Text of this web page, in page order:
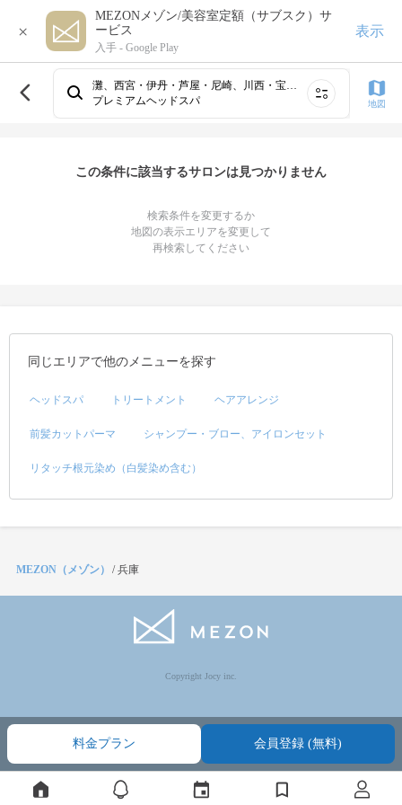
×
MEZONメゾン/美容室定額（サブスク）サ
ービス
入手 - Google Play
表示
プレミアムヘッドスパ
地図
この条件に該当するサロンは見つかりません
検索条件を変更するか
地図の表示エリアを変更して
再検索してください
料金プラン 会員登録 (無料)
同じエリアで他のメニューを探す
ヘッドスパ トリートメント ヘアアレンジ
前髪カットパーマ シャンプー・ブロー、アイロンセット
リタッチ根元染め（白髪染め含む）
MEZON（メゾン） /兵庫
Copyright Jocy inc.